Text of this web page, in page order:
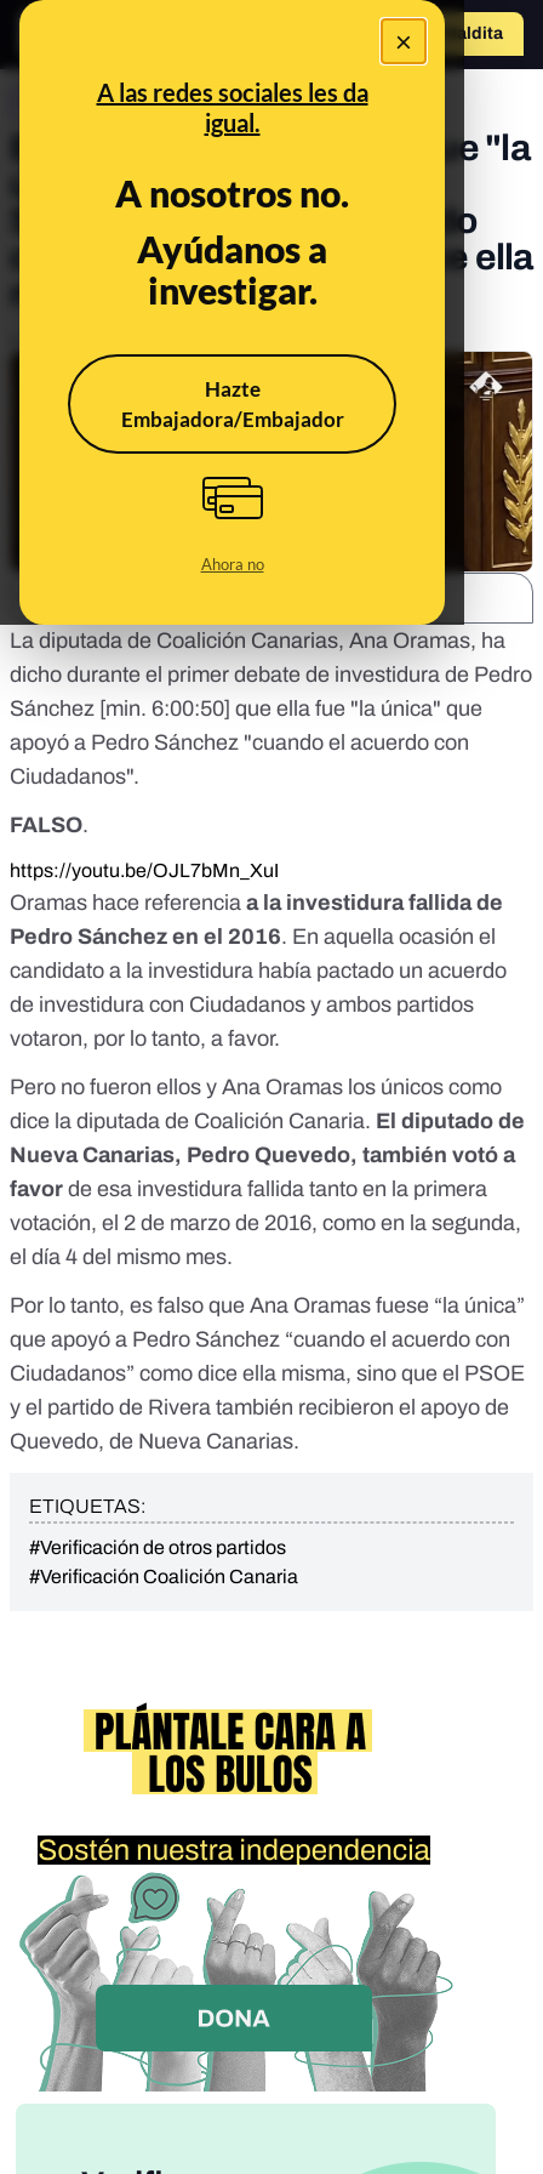
×
A las redes sociales les da
igual.
A nosotros no.
Ayúdanos a
investigar.
Hazte
Embajadora/Embajador
Ahora no
Hazte Maldita
CONTROL DEL PODER
Es falso que Ana Oramas fue "la
única" que apoyó a Pedro
Sánchez "cuando el acuerdo
con Ciudadanos" como dice ella
La diputada de Coalición Canarias, Ana Oramas, ha
dicho durante el primer debate de investidura de Pedro
Sánchez [min. 6:00:50] que ella fue "la única" que
apoyó a Pedro Sánchez "cuando el acuerdo con
Ciudadanos".
FALSO.
https://youtu.be/OJL7bMn_XuI
Oramas hace referencia a la investidura fallida de
Pedro Sánchez en el 2016. En aquella ocasión el
candidato a la investidura había pactado un acuerdo
de investidura con Ciudadanos y ambos partidos
votaron, por lo tanto, a favor.
Pero no fueron ellos y Ana Oramas los únicos como
dice la diputada de Coalición Canaria. El diputado de
Nueva Canarias, Pedro Quevedo, también votó a
favor de esa investidura fallida tanto en la primera
votación, el 2 de marzo de 2016, como en la segunda,
el día 4 del mismo mes.
Por lo tanto, es falso que Ana Oramas fuese “la única”
que apoyó a Pedro Sánchez “cuando el acuerdo con
Ciudadanos” como dice ella misma, sino que el PSOE
y el partido de Rivera también recibieron el apoyo de
Quevedo, de Nueva Canarias.
ETIQUETAS:
#Verificación de otros partidos
#Verificación Coalición Canaria